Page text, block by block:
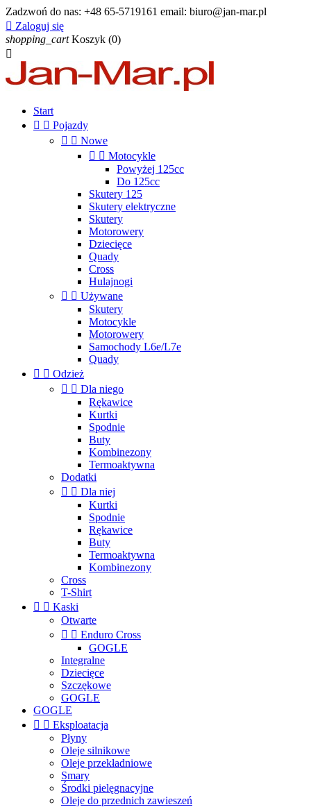
Zadzwoń do nas: +48 65-5719161 email: biuro@jan-mar.pl
 Zaloguj się
shopping_cart Koszyk (0)

Start
  Pojazdy
  Nowe
  Motocykle
Powyżej 125cc
Do 125cc
Skutery 125
Skutery elektryczne
Skutery
Motorowery
Dziecięce
Quady
Cross
Hulajnogi
  Używane
Skutery
Motocykle
Motorowery
Samochody L6e/L7e
Quady
  Odzież
  Dla niego
Rękawice
Kurtki
Spodnie
Buty
Kombinezony
Termoaktywna
Dodatki
  Dla niej
Kurtki
Spodnie
Rękawice
Buty
Termoaktywna
Kombinezony
Cross
T-Shirt
  Kaski
Otwarte
  Enduro Cross
GOGLE
Integralne
Dziecięce
Szczękowe
GOGLE
GOGLE
  Eksploatacja
Płyny
Oleje silnikowe
Oleje przekładniowe
Smary
Środki pielęgnacyjne
Oleje do przednich zawieszeń